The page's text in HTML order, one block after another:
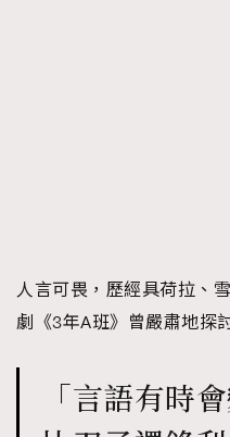
人言可畏，歷經具荷拉、
劇《3年A班》曾嚴肅地探
「言語有時